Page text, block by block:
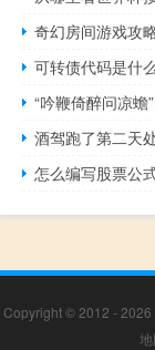
奇幻房间游戏攻
可转债代码是什
“吟鞭倚醉问凉蟾
酒驾跑了第二天
怎么编写股票公
Copyright © 2012 - 2026